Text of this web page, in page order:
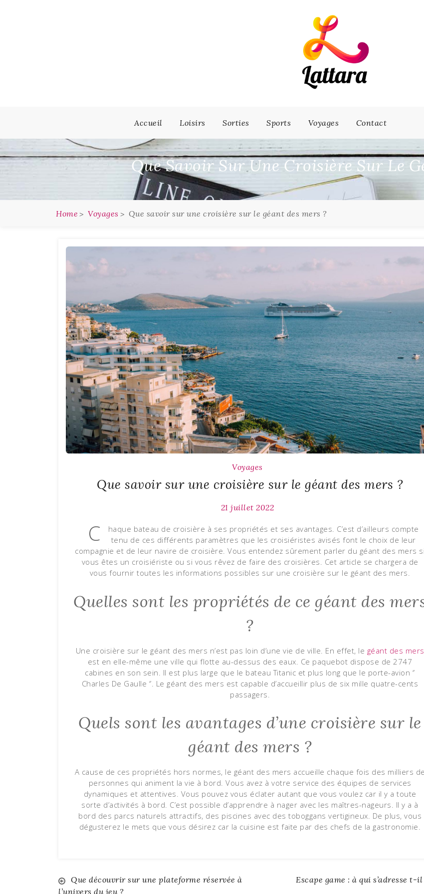
Accueil Loisirs Sorties Sports Voyages Contact
Que Savoir Sur Une Croisière Sur Le
Home Voyages Que savoir sur une croisière sur le géant des mers ?
Voyages
Que savoir sur une croisière sur le géant des mers ?
21 juillet 2022
C
haque bateau de croisière à ses propriétés et ses avantages. C’est d’ailleurs compte
tenu de ces différents paramètres que les croisiéristes avisés font le choix de leur
compagnie et de leur navire de croisière. Vous entendez sûrement parler du géant des mers si
vous êtes un croisiériste ou si vous rêvez de faire des croisières. Cet article se chargera de
vous fournir toutes les informations possibles sur une croisière sur le géant des mers.
Quelles sont les propriétés de ce géant des
?
Une croisière sur le géant des mers n’est pas loin d’une vie de ville. En effet, le géant des mers
est en elle-même une ville qui flotte au-dessus des eaux. Ce paquebot dispose de 2747
cabines en son sein. Il est plus large que le bateau Titanic et plus long que le porte-avion ‘’
Charles De Gaulle ‘’. Le géant des mers est capable d’accueillir plus de six mille quatre-cents
passagers.
Quels sont les avantages d’une croisière sur le
géant des mers ?
A cause de ces propriétés hors normes, le géant des mers accueille chaque fois des milliers de
personnes qui animent la vie à bord. Vous avez à votre service des équipes de services
dynamiques et attentives. Vous pouvez vous éclater autant que vous voulez car il y a toute
sorte d’activités à bord. C’est possible d’apprendre à nager avec les maîtres-nageurs. Il y a à
bord des parcs naturels attractifs, des piscines avec des toboggans vertigineux. De plus, vous
dégusterez le mets que vous désirez car la cuisine est faite par des chefs de la gastronomie.
Navigation
Que découvrir sur une plateforme réservée à
l’univers du jeu ?
Escape game : à qui s’adresse t-il